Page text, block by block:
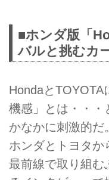
■ホンダ版「
バルと挑むカ
Hondaと
機感」とは・・・
かなかに刺激的だ
ホンダとトヨタか
最前線で取り組む